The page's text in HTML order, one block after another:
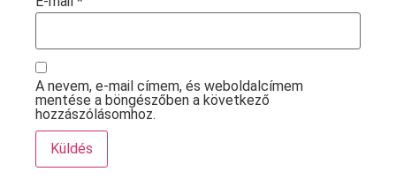
A nevem, e-mail címem, és weboldalcímem
mentése a böngészőben a következő
hozzászólásomhoz.